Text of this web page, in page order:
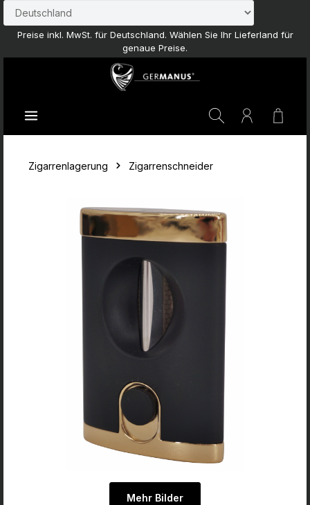
Zum Hauptinhalt springen
Preise inkl. MwSt. für Deutschland. Wählen Sie Ihr Lieferland für
genaue Preise.
Zigarrenlagerung Zigarrenschneider
Mehr Bilder